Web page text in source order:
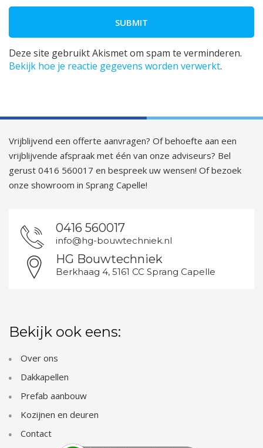
Deze site gebruikt Akismet om spam te verminderen.
Bekijk hoe je reactie gegevens worden verwerkt.
Vrijblijvend een offerte aanvragen? Of behoefte aan een
vrijblijvende afspraak met één van onze adviseurs? Bel
gerust 0416 560017 en bespreek uw wensen! Of bezoek
onze showroom in Sprang Capelle!
0416 560017
info@hg-bouwtechniek.nl
HG Bouwtechniek
Berkhaag 4, 5161 CC Sprang Capelle
Bekijk ook eens:
Over ons
Dakkapellen
Prefab aanbouw
Kozijnen en deuren
Contact